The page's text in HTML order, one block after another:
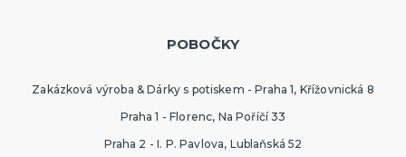
POBOČKY
Zakázková výroba & Dárky s potiskem - Praha 1, Křížovnická 8
Praha 1 - Florenc, Na Poříčí 33
Praha 2 - I. P. Pavlova, Lublaňská 52